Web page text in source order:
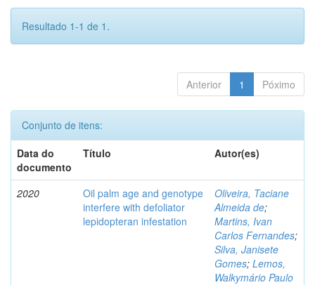
Resultado 1-1 de 1.
Anterior 1 Póximo
Conjunto de itens:
Data do
documento
Título Autor(es)
2020
Oil palm age and genotype
interfere with defoliator
lepidopteran infestation
Oliveira, Taciane
Almeida de;
Martins, Ivan
Carlos Fernandes;
Silva, Janisete
Gomes; Lemos,
Walkymário Paulo